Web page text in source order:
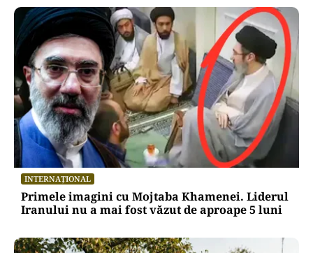
INTERNAȚIONAL
Primele imagini cu Mojtaba Khamenei. Liderul
Iranului nu a mai fost văzut de aproape 5 luni